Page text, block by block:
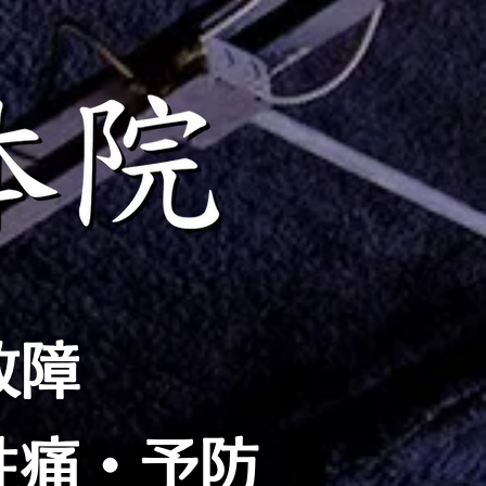
障
痛・予防